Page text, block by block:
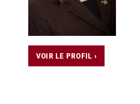
VOIR LE PROFIL ›